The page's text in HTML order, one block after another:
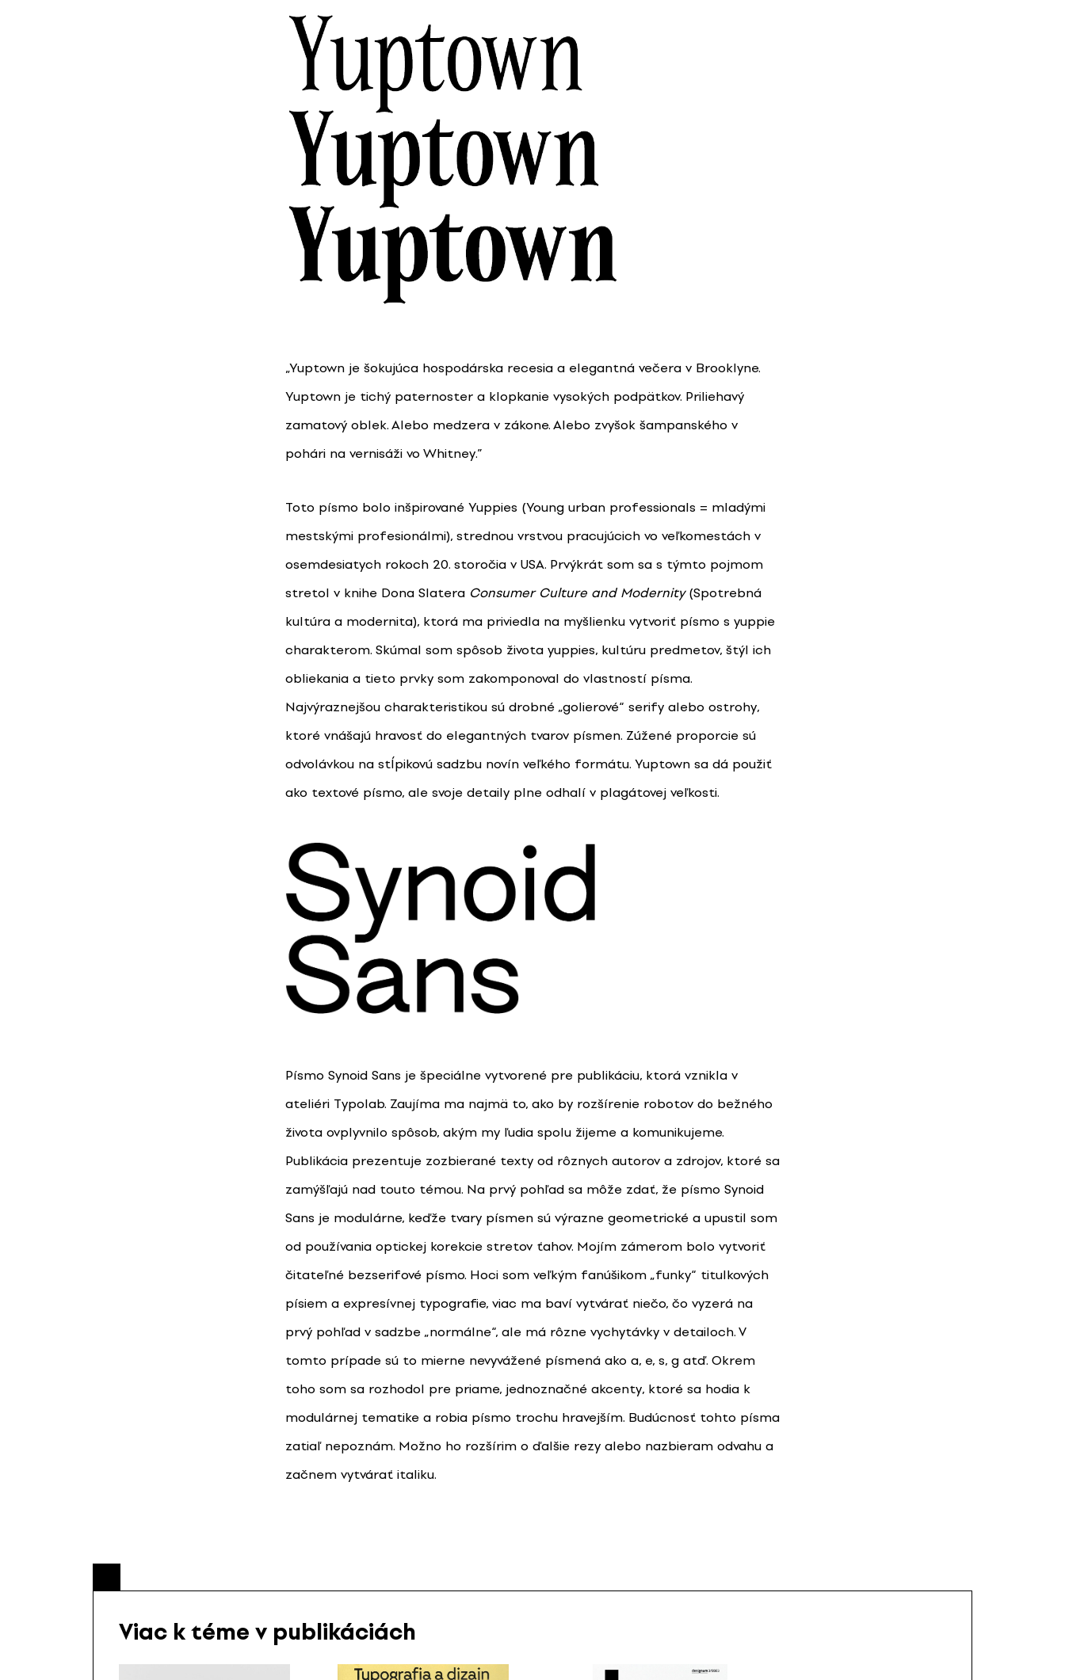
„Yuptown je šokujúca hospodárska recesia a elegantná večera v Brooklyne.
Yuptown je tichý paternoster a klopkanie vysokých podpätkov. Priliehavý
zamatový oblek. Alebo medzera v zákone. Alebo zvyšok šampanského v
pohári na vernisáži vo Whitney.”
Toto písmo bolo inšpirované Yuppies (Young urban professionals = mladými
mestskými profesionálmi), strednou vrstvou pracujúcich vo veľkomestách v
osemdesiatych rokoch 20. storočia v USA. Prvýkrát som sa s týmto pojmom
stretol v knihe Dona Slatera Consumer Culture and Modernity(Spotrebná
kultúra a modernita), ktorá ma priviedla na myšlienku vytvoriť písmo s yuppie
charakterom. Skúmal som spôsob života yuppies, kultúru predmetov, štýl ich
obliekania a tieto prvky som zakomponoval do vlastností písma.
Najvýraznejšou charakteristikou sú drobné „golierové“ serify alebo ostrohy,
ktoré vnášajú hravosť do elegantných tvarov písmen. Zúžené proporcie sú
odvolávkou na stĺpikovú sadzbu novín veľkého formátu. Yuptown sa dá použiť
ako textové písmo, ale svoje detaily plne odhalí v plagátovej veľkosti.
Písmo Synoid Sans je špeciálne vytvorené pre publikáciu, ktorá vznikla v
ateliéri Typolab. Zaujíma ma najmä to, ako by rozšírenie robotov do bežného
života ovplyvnilo spôsob, akým my ľudia spolu žijeme a komunikujeme.
Publikácia prezentuje zozbierané texty od rôznych autorov a zdrojov, ktoré sa
zamýšľajú nad touto témou. Na prvý pohľad sa môže zdať, že písmo Synoid
Sans je modulárne, keďže tvary písmen sú výrazne geometrické a upustil som
od používania optickej korekcie stretov ťahov. Mojím zámerom bolo vytvoriť
čitateľné bezserifové písmo. Hoci som veľkým fanúšikom „funky“ titulkových
písiem a expresívnej typografie, viac ma baví vytvárať niečo, čo vyzerá na
prvý pohľad v sadzbe „normálne“, ale má rôzne vychytávky v detailoch. V
tomto prípade sú to mierne nevyvážené písmená ako a, e, s, g atď. Okrem
toho som sa rozhodol pre priame, jednoznačné akcenty, ktoré sa hodia k
modulárnej tematike a robia písmo trochu hravejším. Budúcnosť tohto písma
zatiaľ nepoznám. Možno ho rozšírim o ďalšie rezy alebo nazbieram odvahu a
začnem vytvárať italiku.
Viac k téme v publikáciách